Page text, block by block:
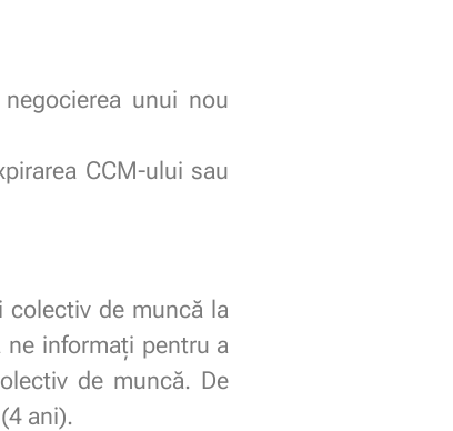
unui nou
CCM-ului sau
de muncă la
ne informați pentru a
de muncă. De
ani).